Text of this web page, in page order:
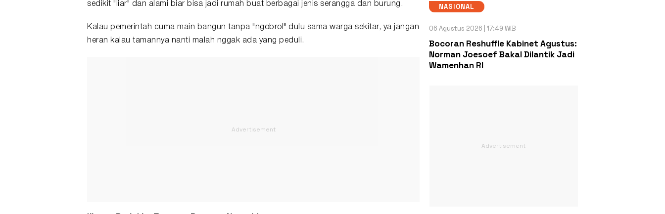
sedikit "liar" dan alami biar bisa jadi rumah buat berbagai jenis serangga dan burung.
Kalau pemerintah cuma main bangun tanpa "ngobrol" dulu sama warga sekitar, ya jangan
heran kalau tamannya nanti malah nggak ada yang peduli.
NASIONAL
06 Agustus 2026 | 17:49 WIB
Bocoran Reshuffle Kabinet Agustus:
Norman Joesoef Bakal Dilantik Jadi
Wamenhan RI